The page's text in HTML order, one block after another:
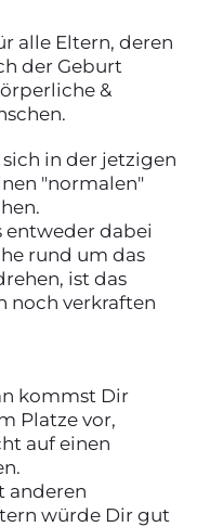
alle Eltern, deren
der Geburt
&
in der jetzigen
"normalen"
entweder dabei
rund um das
ist das
noch verkraften
kommst Dir
Platze vor,
auf einen
anderen
würde Dir gut